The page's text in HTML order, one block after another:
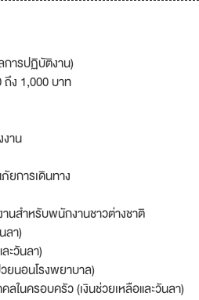
ารปฏิบัติงาน)
ง 1,000 บาท
าน
ยการเดินทาง
นสำหรับพนักงานชาวต่างชาติ
ลา)
ะวันลา)
ยนอนโรงพยาบาล)
ในครอบครัว (เงินช่วยเหลือและวันลา)